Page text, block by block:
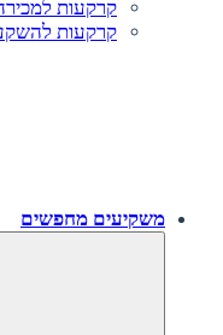
קרקעות
קרקעות
משקיעים מחפשים